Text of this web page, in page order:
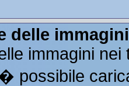
delle
immagini
possibile